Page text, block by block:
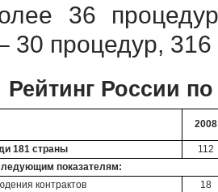
36
30 процедур,
Рейтинг России
2008
181 страны
112
показателям:
контрактов
18